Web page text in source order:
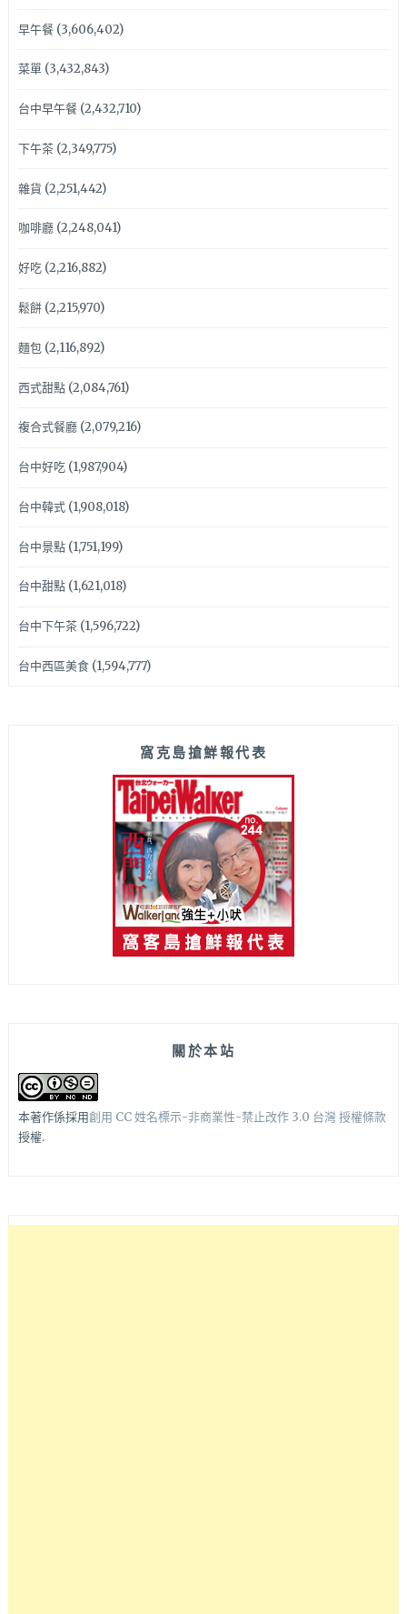
早午餐(3,606,402)
菜單(3,432,843)
台中早午餐(2,432,710)
下午茶(2,349,775)
雜貨 (2,251,442)
咖啡廳(2,248,041)
好吃(2,216,882)
鬆餅(2,215,970)
麵包(2,116,892)
西式甜點(2,084,761)
複合式餐廳(2,079,216)
台中好吃(1,987,904)
台中韓式(1,908,018)
台中景點(1,751,199)
台中甜點(1,621,018)
台中下午茶(1,596,722)
台中西區美食(1,594,777)
窩克島搶鮮報代表
關於本站
本著作係採用創用 CC 姓名標示-非商業性-禁止改作 3.0 台灣 授權條款
授權.